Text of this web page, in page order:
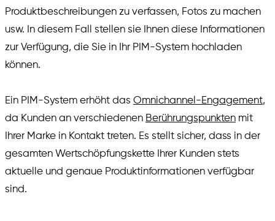
Produktbeschreibungen zu verfassen, Fotos zu machen
usw. In diesem Fall stellen sie Ihnen diese Informationen
zur Verfügung, die Sie in Ihr PIM-System hochladen
können.
Ein PIM-System erhöht das Omnichannel-Engagement,
da Kunden an verschiedenen Berührungspunkten mit
Ihrer Marke in Kontakt treten. Es stellt sicher, dass in der
gesamten Wertschöpfungskette Ihrer Kunden stets
aktuelle und genaue Produktinformationen verfügbar
sind.